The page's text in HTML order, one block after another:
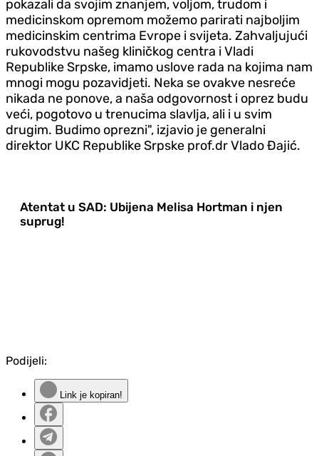
pokazali da svojim znanjem, voljom, trudom i
medicinskom opremom možemo parirati najboljim
medicinskim centrima Evrope i svijeta. Zahvaljujući
rukovodstvu našeg kliničkog centra i Vladi
Republike Srpske, imamo uslove rada na kojima nam
mnogi mogu pozavidjeti. Neka se ovakve nesreće
nikada ne ponove, a naša odgovornost i oprez budu
veći, pogotovo u trenucima slavlja, ali i u svim
drugim. Budimo oprezni", izjavio je generalni
direktor UKC Republike Srpske prof.dr Vlado Đajić.
Atentat u SAD: Ubijena Melisa Hortman i njen
suprug!
Podijeli:
Link je kopiran!